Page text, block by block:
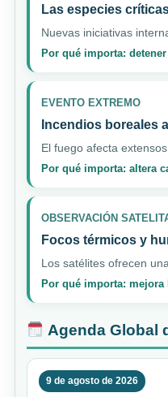
Las especies
Nuevas iniciativas
Por qué importa:
EVENTO EXTREMO
Incendios boreales
El fuego afecta
Por qué importa: altera
OBSERVACIÓN
Focos térmicos y
Los satélites ofrecen
Por qué importa:
Agenda Global
9 de agosto de 2026